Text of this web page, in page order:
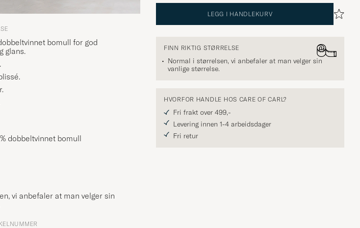
LEGG I HANDLEKURV
FINN RIKTIG STØRRELSE
Normal i størrelsen, vi anbefaler at man velger sin
vanlige størrelse.
HVORFOR HANDLE HOS CARE OF CARL?
Fri frakt over 499,-
Levering innen 1-4 arbeidsdager
Fri retur
bomull for god
glans.
dobbeltvinnet bomull
vi anbefaler at man velger sin